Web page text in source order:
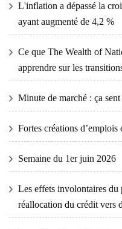
L'inflation a dépassé la
ayant augmenté de 4,2 %
Ce que The Wealth of
apprendre sur les
Minute de marché : ça
Fortes créations d’emplois
Semaine du 1er juin 2026
Les effets involontaires du
réallocation du crédit vers